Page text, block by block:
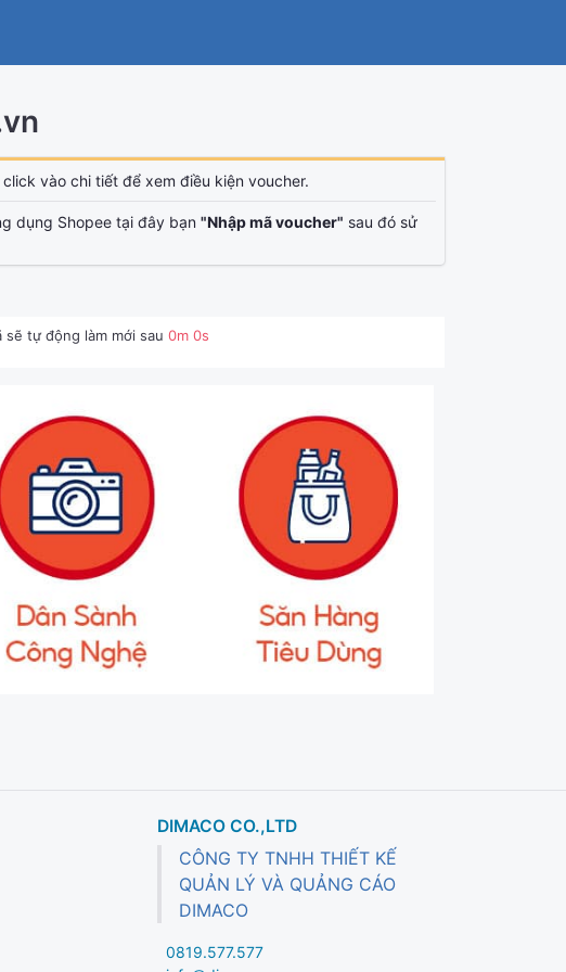
vào chi tiết để xem điều kiện voucher.
dụng Shopee tại đây bạn "Nhập mã voucher" sau đó sử
tự động làm mới sau 0m 0s
DIMACO CO.,LTD
CÔNG TY TNHH THIẾT KẾ
QUẢN LÝ VÀ QUẢNG CÁO
DIMACO
0819.577.577